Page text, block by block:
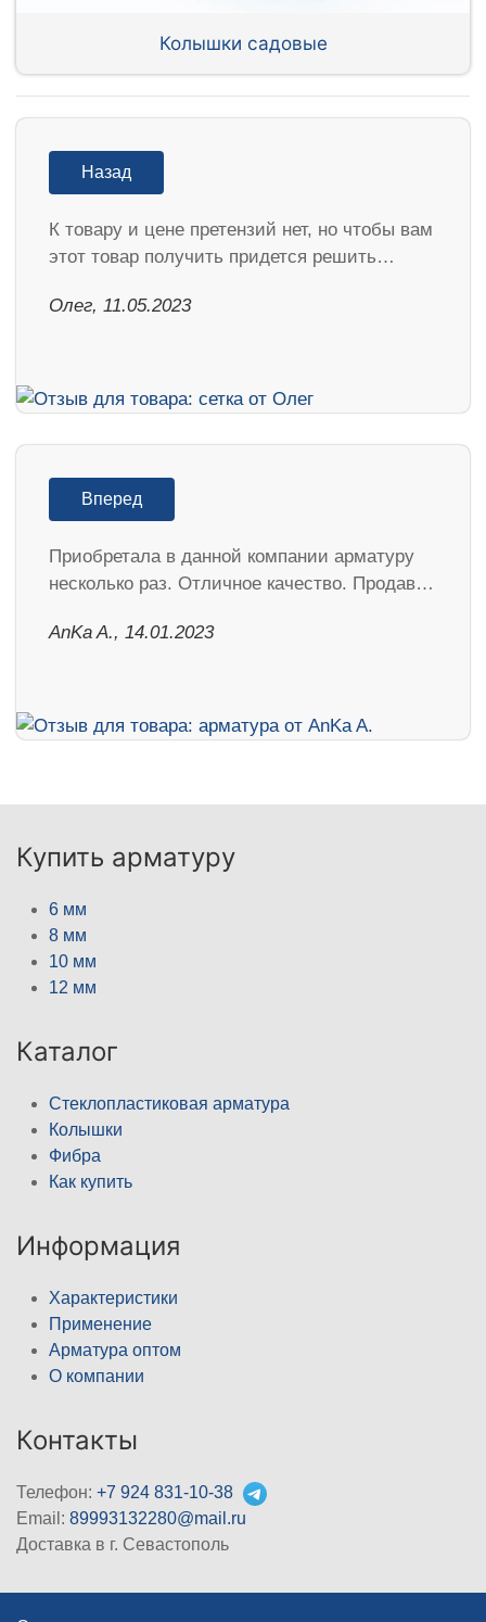
Колышки садовые
Назад
К товару и цене претензий нет, но чтобы вам
этот товар получить придется решить…
Олег, 11.05.2023
Вперед
Приобретала в данной компании арматуру
несколько раз. Отличное качество. Продав…
AnKa A., 14.01.2023
Купить арматуру
6 мм
8 мм
10 мм
12 мм
Каталог
Стеклопластиковая арматура
Колышки
Фибра
Как купить
Информация
Характеристики
Применение
Арматура оптом
О компании
Контакты
Телефон: +7 924 831-10-38
Email: 89993132280@mail.ru
Доставка в г. Севастополь